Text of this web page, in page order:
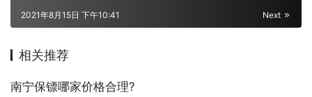
Next
2021年8月15日 下午10:41
相关推荐
南宁保镖哪家价格合理?